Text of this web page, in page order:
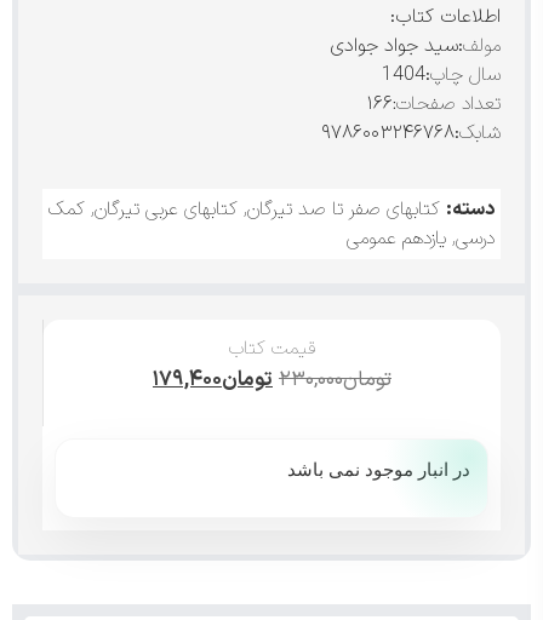
اطلاعات کتاب:
مولف:سید جواد جوادی
سال چاپ:1404
تعداد صفحات:۱۶۶
شابک:۹۷۸۶۰۰۳۲۴۶۷۶۸
دسته: کتابهای صفر تا صد تیرگان, کتابهای عربی تیرگان, کمک
درسی, یازدهم عمومی
قیمت کتاب
تومان۲۳۰,۰۰۰تومان۱۷۹,۴۰۰
در انبار موجود نمی باشد